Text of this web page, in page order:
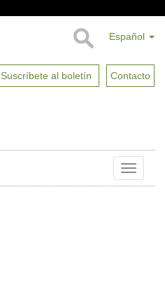
Español
Suscríbete al boletín Contacto
Toggle